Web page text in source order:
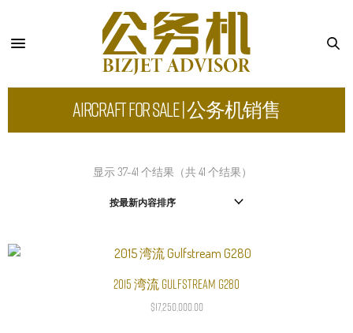
Aircraft for Sale | 公务机销售
显示 37-41 个结果（共 41 个结果）
加入购物车
2015 湾流 Gulfstream G280
$17,250,000.00